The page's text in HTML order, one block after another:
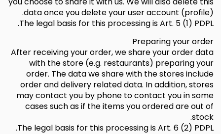
data once you delete your user account (profile).
The legal basis for this processing is Art. 5 (1) PDPL.
Preparing your order
After receiving your order, we share your order data
with the store (e.g. restaurants) preparing your
order. The data we share with the stores include
order and delivery related data. In addition, stores
may contact you by phone to contact you in some
cases such as if the items you ordered are out of
stock.
The legal basis for this processing is Art. 6 (2) PDPL.